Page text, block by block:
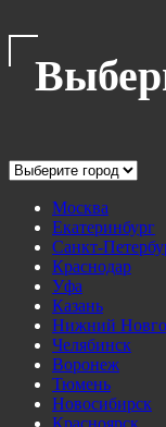
Москва
Екатеринбург
Санкт-
Краснодар
Уфа
Казань
Нижний
Челябинск
Воронеж
Тюмень
Новосибирск
Красноярск